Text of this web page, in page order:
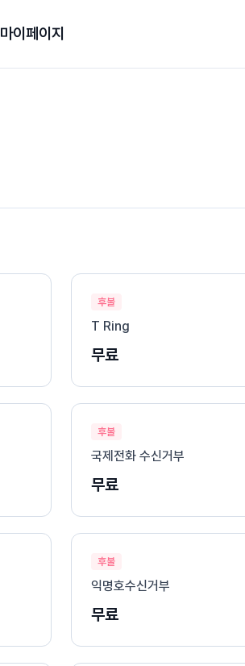
마이페이지
후불
T Ring
무료
후불
국제전화 수신거부
무료
후불
익명호수신거부
무료